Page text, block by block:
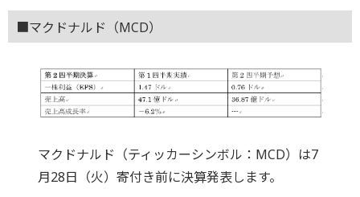
■マクドナルド（MCD）
マクドナルド（ティッカーシンボル：MCD）は7
月28日（火）寄付き前に決算発表します。